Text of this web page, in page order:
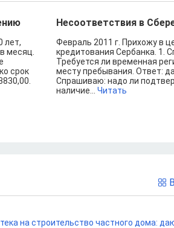
лет,
месяц.
срок
Несоответствия в
Февраль 2011 г. Прихожу в
кредитования Сербанка. 1.
Требуется ли временная
месту пребывания. Ответ:
Спрашиваю: надо ли
наличие... Читать
на строительство частного дома: